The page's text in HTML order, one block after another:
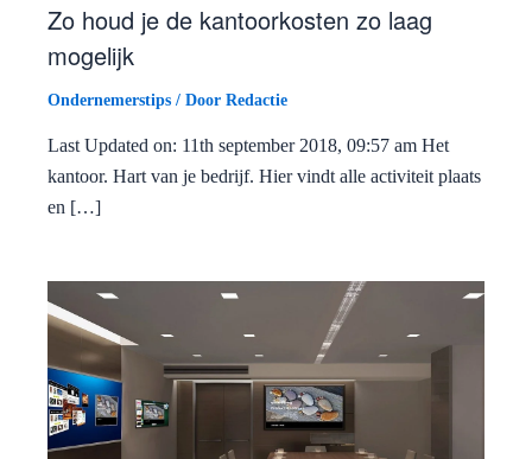
Zo houd je de kantoorkosten zo laag
mogelijk
Ondernemerstips / Door Redactie
Last Updated on: 11th september 2018, 09:57 am Het
kantoor. Hart van je bedrijf. Hier vindt alle activiteit plaats
en […]